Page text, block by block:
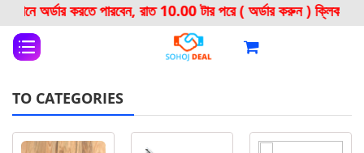
করতে পারবেন, রাত 10.00 টার পরে ( অর্ডার করুন ) ক্লিক করে অর্ডার
TO CATEGORIES